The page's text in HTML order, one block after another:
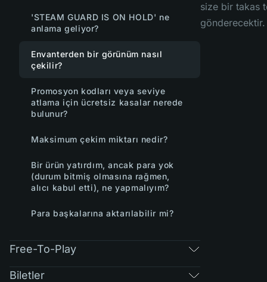
'STEAM GUARD IS ON HOLD' ne
anlama geliyor?
Envanterden bir görünüm nasıl
çekilir?
Promosyon kodları veya seviye
atlama için ücretsiz kasalar nerede
bulunur?
Maksimum çekim miktarı nedir?
Bir ürün yatırdım, ancak para yok
(durum bitmiş olmasına rağmen,
alıcı kabul etti), ne yapmalıyım?
Para başkalarına aktarılabilir mi?
Free-To-Play
Biletler
size bir takas
gönderecektir.